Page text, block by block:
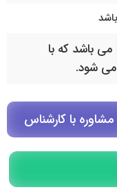
می باشد که با
شود.
مشاوره با کارشناس
مشاوره در روبیکا
تلگرام